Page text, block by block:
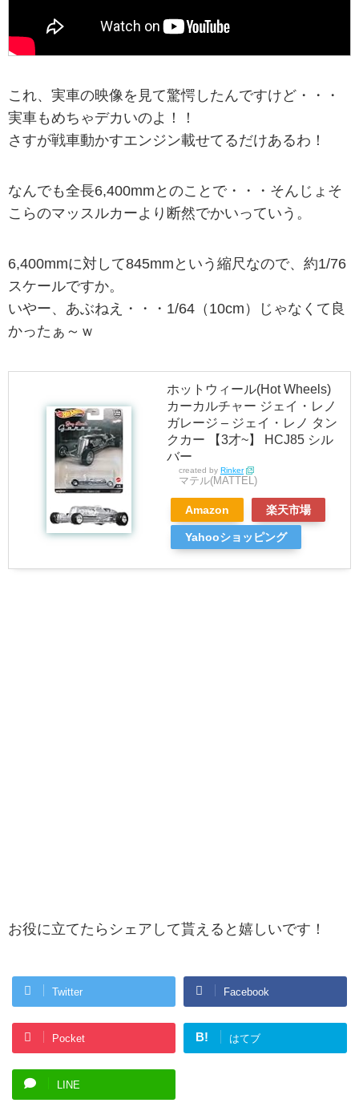
これ、実車の映像を見て驚愕したんですけど・・・
実車もめちゃデカいのよ！！
さすが戦車動かすエンジン載せてるだけあるわ！
なんでも全長6,400mmとのことで・・・そんじょそ
こらのマッスルカーより断然でかいっていう。
6,400mmに対して845mmという縮尺なので、約1/76
スケールですか。
いやー、あぶねえ・・・1/64（10cm）じゃなくて良
かったぁ～ｗ
ホットウィール(Hot Wheels)
カーカルチャー ジェイ・レノ
ガレージ – ジェイ・レノ タン
クカー 【3才~】 HCJ85 シル
バー
created by Rinker
マテル(MATTEL)
Amazon 楽天市場
Yahooショッピング
お役に立てたらシェアして貰えると嬉しいです！
Twitter Facebook
Pocket B! はてブ
LINE